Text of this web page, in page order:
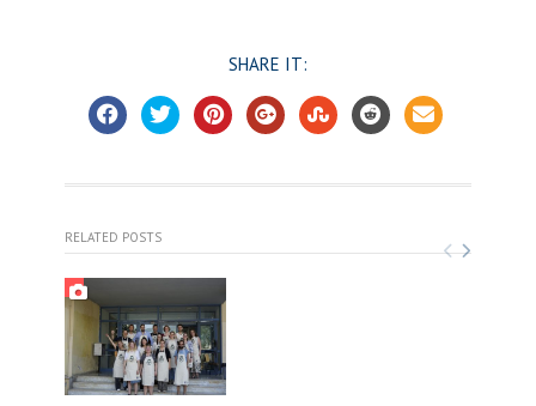
SHARE IT:
RELATED POSTS